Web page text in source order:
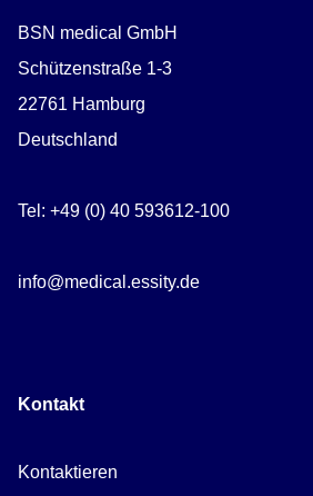
BSN medical GmbH
Schützenstraße 1-3
22761 Hamburg
Deutschland
Tel: +49 (0) 40 593612-100
info@medical.essity.de
Kontakt
Kontaktieren